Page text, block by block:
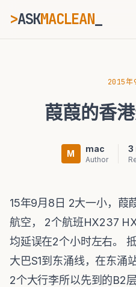
>ASKMACLEAN
⌘K Ctrl+K
2015年
葭葭的香
M mac
Author
3
15年9月8日 2大一小，葭
航空， 2个航班HX237
均延误在2个小时左右。
大巴S1到东涌线，在东涌
2个大行李所以先到的B2